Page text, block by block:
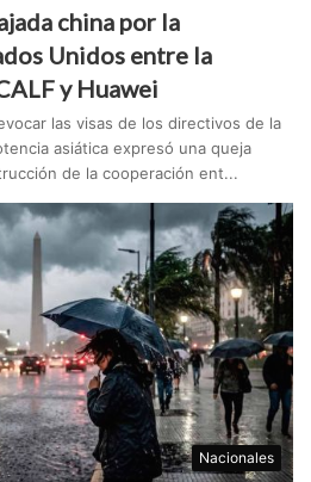
china por la
Unidos entre la
y Huawei
las visas de los directivos de la
asiática expresó una queja
de la cooperación ent...
Nacionales